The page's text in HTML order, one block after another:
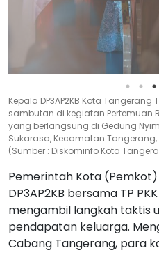
Ketua DWP Kota Tangerang Yayat
sambutan di kegiatan Pertemuan
yang berlangsung di Gedung
Sukarasa, Kecamatan Tangerang,
(Sumber : Diskominfo Kota
Pemerintah Kota
DP3AP2KB bersama TP
mengambil langkah taktis
pendapatan keluarga.
Cabang Tangerang, para